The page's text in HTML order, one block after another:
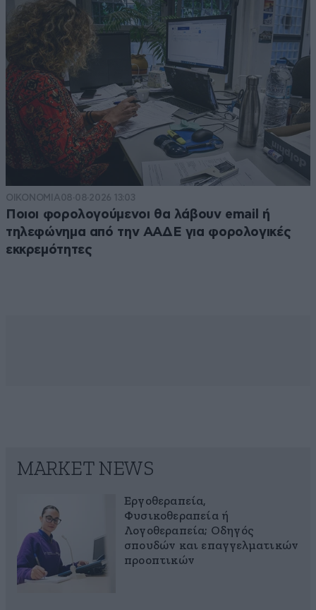
ΟΙΚΟΝΟΜΙΑ08·08·2026 13:03
Ποιοι φορολογούμενοι θα λάβουν email ή
τηλεφώνημα από την ΑΑΔΕ για φορολογικές
εκκρεμότητες
MARKET NEWS
Εργοθεραπεία,
Φυσικοθεραπεία ή
Λογοθεραπεία; Οδηγός
σπουδών και επαγγελματικών
προοπτικών